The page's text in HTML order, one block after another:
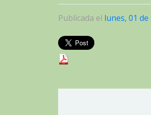
Publicada el lunes, 01